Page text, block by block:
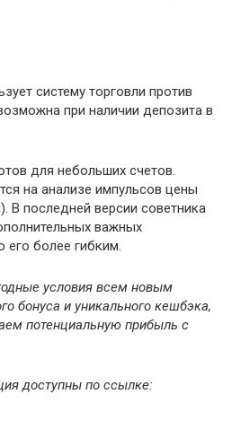
систему торговли против
при наличии депозита в
для небольших счетов.
на анализе импульсов цены
В последней версии советника
важных
его более гибким.
условия всем новым
бонуса и уникального кешбэка,
потенциальную прибыль с
доступны по ссылке: